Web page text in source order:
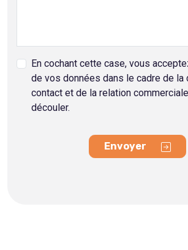
En cochant cette case, vous
de vos données dans le cadre de la
contact et de la relation
découler.
Envoyer